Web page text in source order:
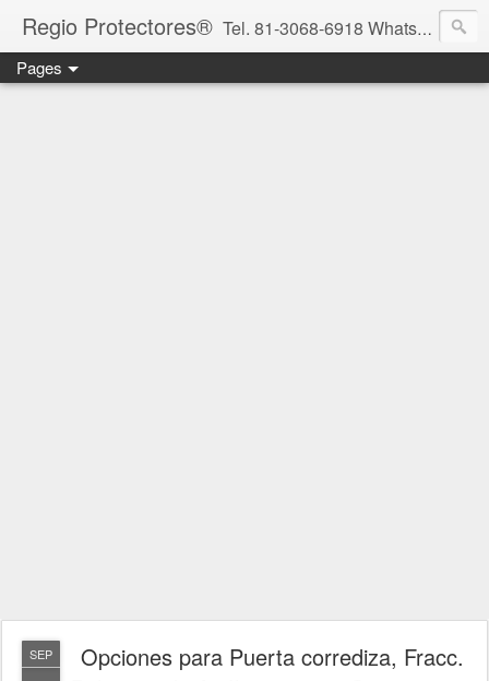
Regio Protectores® Tel. 81-3068-6918 WhatsApp 81-2636-2823 / 33-1145-3780 cotizacionregioprotectores@gmail.com / regioprotectores@gmail.com https://www.facebook.com/RegioProtectores/
Pages
SEP
Opciones para Puerta corrediza, Fracc.